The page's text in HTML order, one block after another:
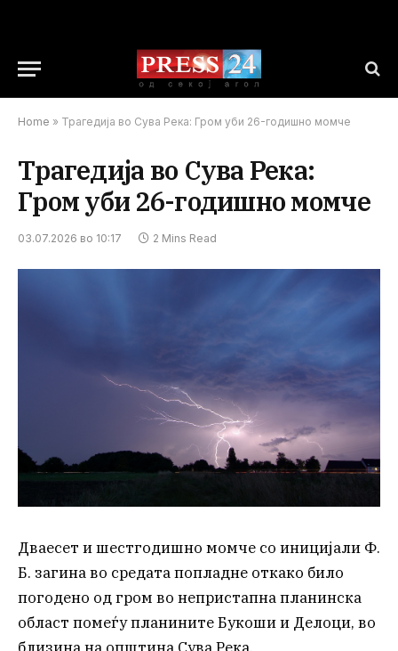
Home » Трагедија во Сува Река: Гром уби 26-годишно момче
Трагедија во Сува Река:
Гром уби 26-годишно момче
03.07.2026 во 10:17 2 Mins Read
Дваесет и шестгодишно момче со иницијали Ф.
Б. загина во средата попладне откако било
погодено од гром во непристапна планинска
област помеѓу планините Букоши и Делоци, во